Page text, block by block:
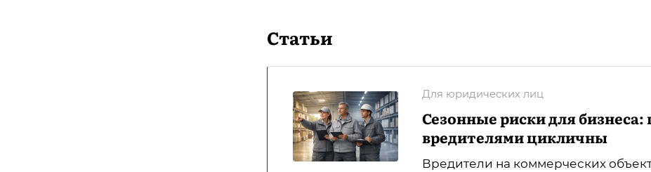
Статьи
Для юридических лиц
Сезонные риски для
вредителями цикличны
Вредители на коммерческих